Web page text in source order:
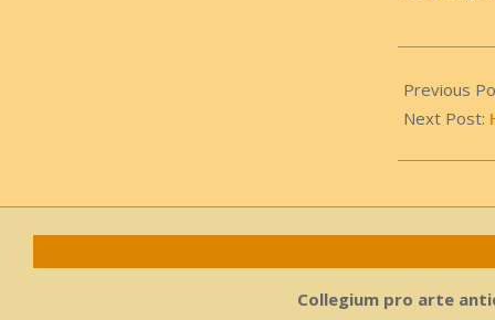
05-
10
Previous
Next Post:
Collegium pro arte